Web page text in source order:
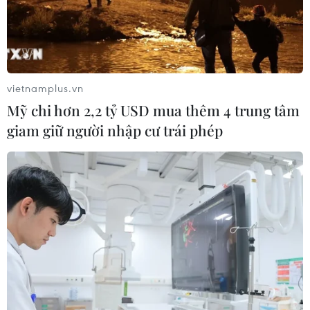
Hàn Quốc áp dụng ưu đãi thuế hỗ
trợ 6 ngành công nghiệp chiến lược
Trung Quốc hoàn thành bản đồ địa
chất mới của toàn bộ Mặt Trăng
07/08/2026 08:52
Australia đề cao hợp tác với Việt Nam
vì hòa bình, ổn định và thịnh vượng
07/08/2026 07:09
vietnamplus.vn
Mỹ chi hơn 2,2 tỷ USD mua thêm 4 trung tâm
giam giữ người nhập cư trái phép